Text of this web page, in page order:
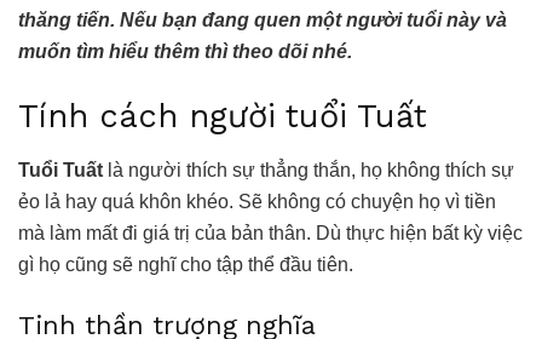
thăng tiến. Nếu bạn đang quen một người tuổi này và
muốn tìm hiểu thêm thì theo dõi nhé.
Tính cách người tuổi Tuất
Tuổi Tuất là người thích sự thẳng thắn, họ không thích sự
ẻo lả hay quá khôn khéo. Sẽ không có chuyện họ vì tiền
mà làm mất đi giá trị của bản thân. Dù thực hiện bất kỳ việc
gì họ cũng sẽ nghĩ cho tập thể đầu tiên.
Tinh thần trượng nghĩa